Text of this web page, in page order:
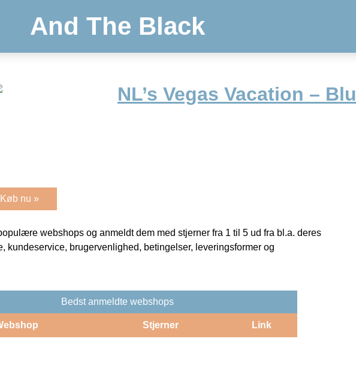
And The Black
NL’s Vegas Vacation – Blu
Køb nu »
webshops og anmeldt dem med stjerner fra 1 til 5 ud fra bl.a. deres
kundeservice, brugervenlighed, betingelser, leveringsformer og
Bedst anmeldte webshops
Stjerner Link